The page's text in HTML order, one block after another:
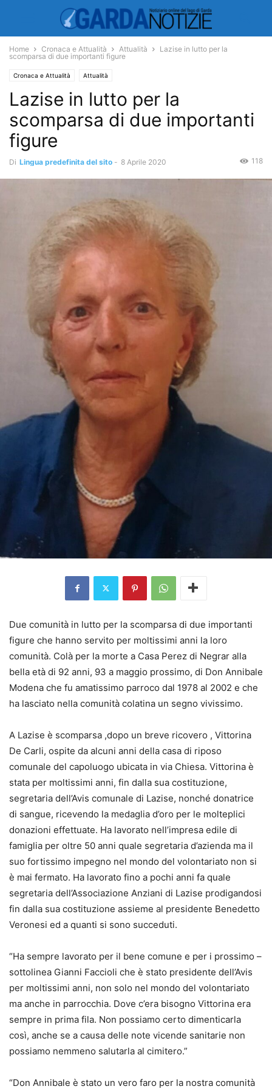
Home Cronaca e Attualità Attualità
Lazise in lutto per la
scomparsa di due importanti figure
Cronaca e Attualità Attualità
Lazise in lutto per la
scomparsa di due importanti
figure
Di Lingua predefinita del sito - 8 Aprile 2020 118
Due comunità in lutto per la scomparsa di due importanti
figure che hanno servito per moltissimi anni la loro
comunità. Colà per la morte a Casa Perez di Negrar alla
bella età di 92 anni, 93 a maggio prossimo, di Don Annibale
Modena che fu amatissimo parroco dal 1978 al 2002 e che
ha lasciato nella comunità colatina un segno vivissimo.
A Lazise è scomparsa ,dopo un breve ricovero , Vittorina
De Carli, ospite da alcuni anni della casa di riposo
comunale del capoluogo ubicata in via Chiesa. Vittorina è
stata per moltissimi anni, fin dalla sua costituzione,
segretaria dell’Avis comunale di Lazise, nonché donatrice
di sangue, ricevendo la medaglia d’oro per le molteplici
donazioni effettuate. Ha lavorato nell’impresa edile di
famiglia per oltre 50 anni quale segretaria d’azienda ma il
suo fortissimo impegno nel mondo del volontariato non si
è mai fermato. Ha lavorato fino a pochi anni fa quale
segretaria dell’Associazione Anziani di Lazise prodigandosi
fin dalla sua costituzione assieme al presidente Benedetto
Veronesi ed a quanti si sono succeduti.
“Ha sempre lavorato per il bene comune e per i prossimo –
sottolinea Gianni Faccioli che è stato presidente dell’Avis
per moltissimi anni, non solo nel mondo del volontariato
ma anche in parrocchia. Dove c’era bisogno Vittorina era
sempre in prima fila. Non possiamo certo dimenticarla
così, anche se a causa delle note vicende sanitarie non
possiamo nemmeno salutarla al cimitero.”
“Don Annibale è stato un vero faro per la nostra comunità